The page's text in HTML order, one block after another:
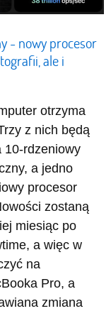
- nowy procesor
ale i
otrzyma
z nich będą
10-rdzeniowy
a jedno
procesor
zostaną
miesiąc po
a więc w
na
Pro, a
zmiana